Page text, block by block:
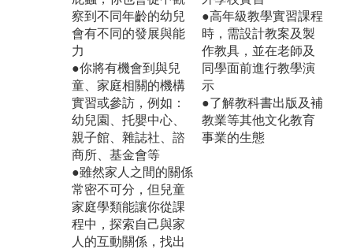
察到不同年齡的幼兒
會有不同的發展與能
力
●你將有機會到與兒
童、家庭相關的機構
實習或參訪，例如：
幼兒園、托嬰中心、
親子館、雜誌社、諮
商所、基金會等
●雖然家人之間的關係
常密不可分，但兒童
家庭學類能讓你從課
程中，探索自己與家
人的互動關係，找出
●高年級教學實習課程
時，需設計教案及製
作教具，並在老師及
同學面前進行教學演
示
●了解教科書出版及補
教業等其他文化教育
事業的生態